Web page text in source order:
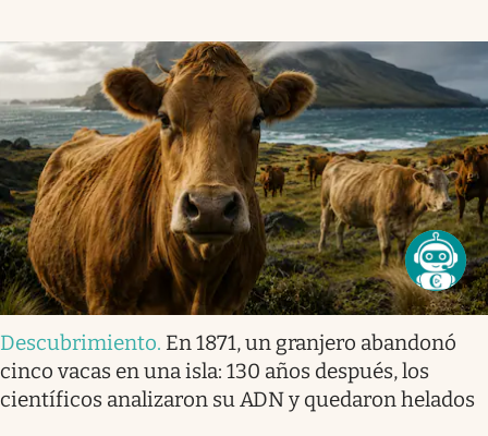
Descubrimiento. En 1871, un granjero abandonó
cinco vacas en una isla: 130 años después, los
científicos analizaron su ADN y quedaron helados